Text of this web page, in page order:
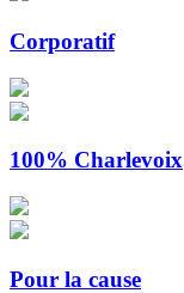
Corporatif
100% Charlevoix
Pour la cause